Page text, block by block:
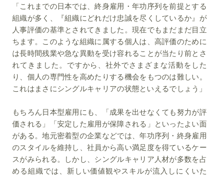
「これまでの日本では、終身雇用・年功序列を前提とする
組織が多く、『組織にどれだけ忠誠を尽くしているか』が
人事評価の基準とされてきました。現在でもまだまだ目立
ちます。このような組織に属する個人は、高評価のために
は長時間残業や急な異動を受け容れることが当たり前とさ
れてきました。ですから、社外でさまざまな活動をした
り、個人の専門性を高めたりする機会をもつのは難しい。
これはまさにシングルキャリアの状態といえるでしょう」
もちろん日本型雇用にも、「成果を出せなくても努力が評
価される」「安定した雇用が保障される」といったよい面
がある。地元密着型の企業などでは、年功序列・終身雇用
のスタイルを維持し、社員から高い満足度を得ているケー
スがみられる。しかし、シングルキャリア人材が多数を占
める組織では、新しい価値観やスキルが流入しにくいた